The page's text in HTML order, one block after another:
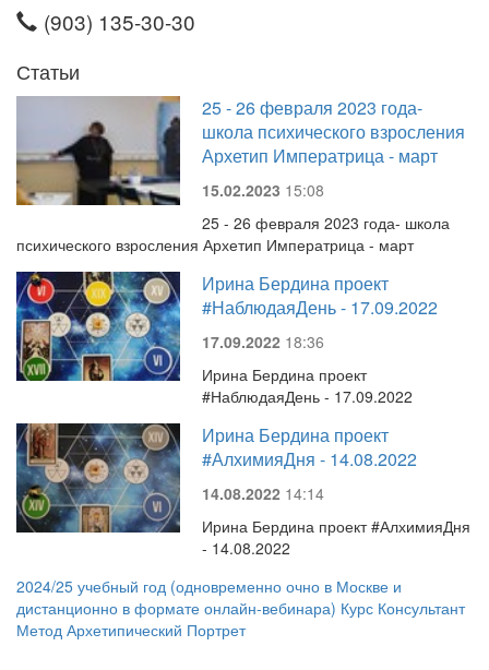
(903) 135-30-30
Статьи
25 - 26 февраля 2023 года-
школа психического взросления
Архетип Императрица - март
15.02.2023 15:08
25 - 26 февраля 2023 года- школа
психического взросления Архетип Императрица - март
Ирина Бердина проект
#НаблюдаяДень - 17.09.2022
17.09.2022 18:36
Ирина Бердина проект
#НаблюдаяДень - 17.09.2022
Ирина Бердина проект
#АлхимияДня - 14.08.2022
14.08.2022 14:14
Ирина Бердина проект #АлхимияДня
- 14.08.2022
2024/25 учебный год (одновременно очно в Москве и
дистанционно в формате онлайн-вебинара) Курс Консультант
Метод Архетипический Портрет